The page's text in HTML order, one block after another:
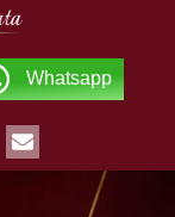
Whatsapp